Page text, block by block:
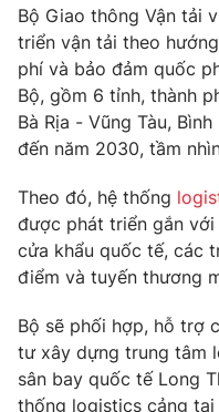
Thế giới đó đây
Câu chuyện quốc tế
Tài chính
Thị trường
Góc doanh nghiệp
Dữ liệu và đời sống
Truyền hình
Phim VTV
Hậu trường
Nhân vật
Giải sao mai
Điện ảnh
Âm nhạc
Sao
Đời sống
Du lịch
Làm đẹp
Chất lượng cuộc sống
Tuyển sinh
Học trực tuyến
Công nghệ
Bộ Giao thông Vận tải
triển vận tải theo
phí và bảo đảm quốc
Bộ, gồm 6 tỉnh, thành
Bà Rịa - Vũng Tàu,
đến năm 2030, tầm
Theo đó, hệ thống
được phát triển gắn với
cửa khẩu quốc tế, các
điểm và tuyến thương
Bộ sẽ phối hợp, hỗ trợ
tư xây dựng trung tâm
sân bay quốc tế Long
thống logistics cảng tại